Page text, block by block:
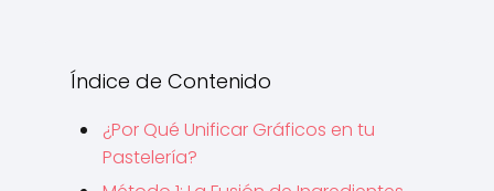
Índice de Contenido
¿Por Qué Unificar Gráficos en tu
Pastelería?